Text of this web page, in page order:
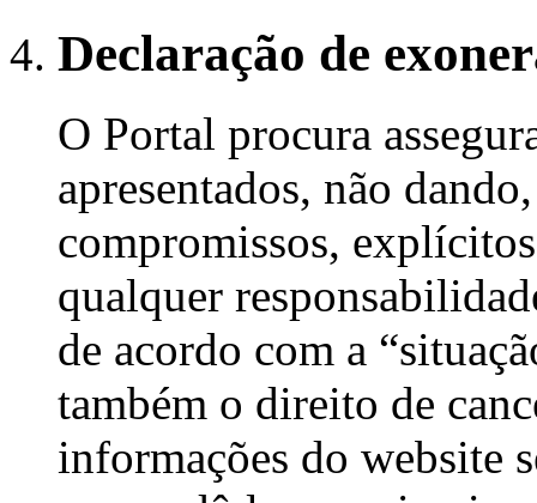
Declaração de
O Portal procura
apresentados, não
compromissos,
qualquer
de acordo com a
também o direito de
informações do website